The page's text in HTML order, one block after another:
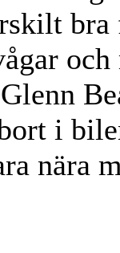
i
nära